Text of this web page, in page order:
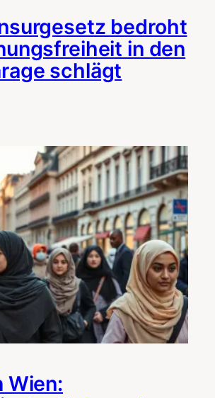
bedroht
in den
schlägt
Wien: